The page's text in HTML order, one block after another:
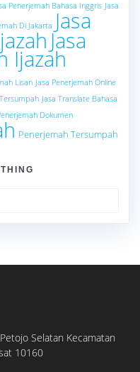
Penerjemah Bahasa Inggris Jasa
Di Jakarta Jasa
Jasa
Ijazah
Lisan Jasa Penerjemah Online
Jasa Translate Bahasa
Dokumen
Penerjemah Tersumpah
Selatan Kecamatan
10160